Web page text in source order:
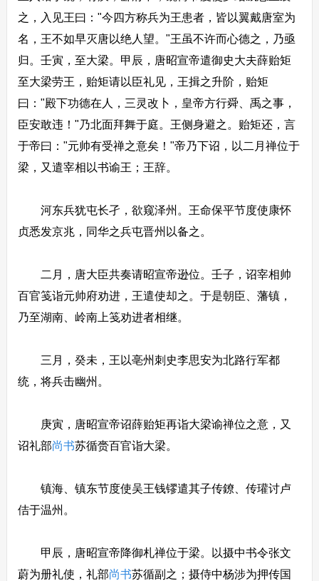
之，入见王曰："今四方称兵为王患者，皆以翼戴唐室为
名，王不如早灭唐以绝人望。"王虽不许而心德之，乃亟
归。壬寅，至大梁。甲辰，唐昭宣帝遣御史大夫薛贻矩
至大梁劳王，贻矩请以臣礼见，王揖之升阶，贻矩
曰："殿下功德在人，三灵改卜，皇帝方行舜、禹之事，
臣安敢违！"乃北面拜舞于庭。王侧身避之。贻矩还，言
于帝曰："元帅有受禅之意矣！"帝乃下诏，以二月禅位于
梁，又遣宰相以书谕王；王辞。
河东兵犹屯长孑，欲窥泽州。王命保平节度使康怀
贞悉发京兆，同华之兵屯晋州以备之。
二月，唐大臣共奏请昭宣帝逊位。壬子，诏宰相帅
百官笺诣元帅府劝进，王遣使却之。于是朝臣、藩镇，
乃至湖南、岭南上笺劝进者相继。
三月，癸未，王以亳州刺史李思安为北路行军都
统，将兵击幽州。
庚寅，唐昭宣帝诏薛贻矩再诣大梁谕禅位之意，又
诏礼部尚书苏循赍百官诣大梁。
镇海、镇东节度使吴王钱镠遣其子传鐐、传瓘讨卢
佶于温州。
甲辰，唐昭宣帝降御札禅位于梁。以摄中书令张文
蔚为册礼使，礼部尚书苏循副之；摄侍中杨涉为押传国